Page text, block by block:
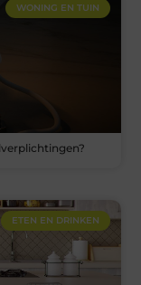
WONING EN TUIN
ETEN EN DRINKEN